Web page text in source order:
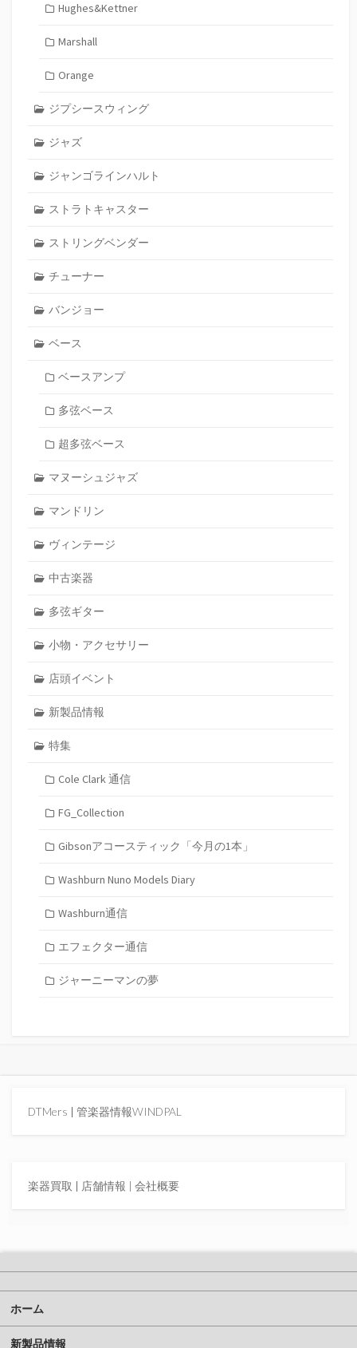
Hughes&Kettner
Marshall
Orange
ジプシースウィング
ジャズ
ジャンゴラインハルト
ストラトキャスター
ストリングベンダー
チューナー
バンジョー
ベース
ベースアンプ
多弦ベース
超多弦ベース
マヌーシュジャズ
マンドリン
ヴィンテージ
中古楽器
多弦ギター
小物・アクセサリー
店頭イベント
新製品情報
特集
Cole Clark 通信
FG_Collection
Gibsonアコースティック「今月の1本」
Washburn Nuno Models Diary
Washburn通信
エフェクター通信
ジャーニーマンの夢
DTMers | 管楽器情報WINDPAL
楽器買取 | 店舗情報 | 会社概要
ホーム
新製品情報